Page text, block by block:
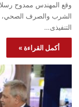
وقع المهندس ممدوح
الشرب والصرف الصحي،
التنفيذى…
أكمل القراءة »